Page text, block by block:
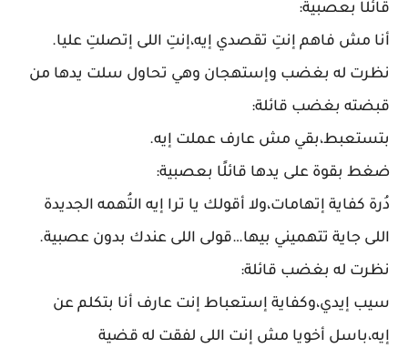
قائلًا بعصبية:
أنا مش فاهم إنتِ تقصدي إيه،إنتِ اللى إتصلتِ عليا.
نظرت له بغضب وإستهجان وهي تحاول سلت يدها من
قبضته بغضب قائلة:
بتستعبط،بقي مش عارف عملت إيه.
ضغط بقوة على يدها قائلًا بعصبية:
دُرة كفاية إتهامات،ولا أقولك يا ترا إيه التُهمه الجديدة
اللى جاية تتهميني بيها…قولى اللى عندك بدون عصبية.
نظرت له بغضب قائلة:
سيب إيدي،وكفاية إستعباط إنت عارف أنا بتكلم عن
إيه،باسل أخويا مش إنت اللى لفقت له قضية